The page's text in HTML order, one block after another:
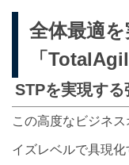
全体最適
「
STPを実現す
この高度なビジネ
イズレベルで具現化